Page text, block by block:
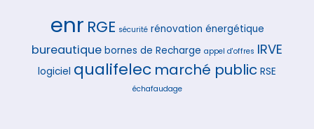
enr RGE sécurité rénovation énergétique
bureautique bornes de Recharge appel d'offres IRVE
logiciel qualifelec marché public RSE
échafaudage